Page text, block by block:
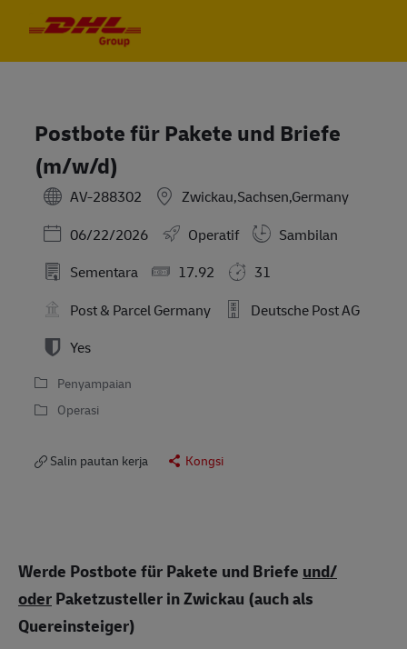
Postbote für Pakete und Briefe
(m/w/d)
AV-288302
Zwickau,Sachsen,Germany
Posted Date
06/22/2026 Operatif
Sambilan
Sementara
17.92
31
Post & Parcel Germany
Deutsche Post AG
Yes
Penyampaian
Operasi
Salin pautan kerja Kongsi
Werde Postbote für Pakete und Briefe und/
oderPaketzusteller in Zwickau (auch als
Quereinsteiger)